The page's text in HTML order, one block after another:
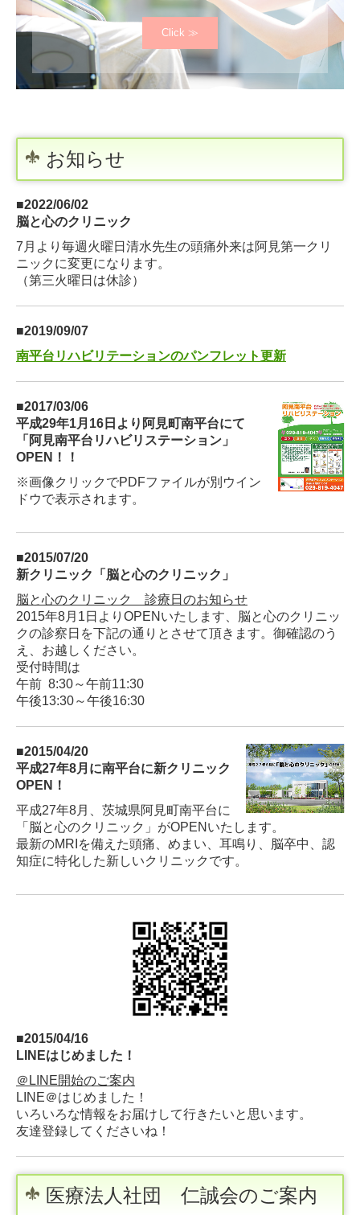
Click ≫
お知らせ
■2022/06/02
脳と心のクリニック
7月より毎週火曜日清水先生の頭痛外来は阿見第一クリ
ニックに変更になります。
（第三火曜日は休診）
■2019/09/07
南平台リハビリテーションのパンフレット更新
■2017/03/06
平成29年1月16日より阿見町南平台にて
「阿見南平台リハビリステーション」
OPEN！！
※画像クリックでPDFファイルが別ウイン
ドウで表示されます。
■2015/07/20
新クリニック「脳と心のクリニック」
脳と心のクリニック 診療日のお知らせ
2015年8月1日よりOPENいたします、脳と心のクリニッ
クの診察日を下記の通りとさせて頂きます。御確認のう
え、お越しください。
受付時間は
午前 8:30～午前11:30
午後13:30～午後16:30
■2015/04/20
平成27年8月に南平台に新クリニック
OPEN！
平成27年8月、茨城県阿見町南平台に
「脳と心のクリニック」がOPENいたします。
最新のMRIを備えた頭痛、めまい、耳鳴り、脳卒中、認
知症に特化した新しいクリニックです。
■2015/04/16
LINEはじめました！
＠LINE開始のご案内
LINE＠はじめました！
いろいろな情報をお届けして行きたいと思います。
友達登録してくださいね！
医療法人社団 仁誠会のご案内